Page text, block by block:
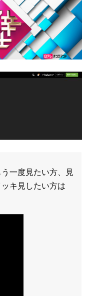
う一度見たい方、見
キ見したい方は